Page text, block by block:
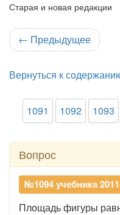
Старая и новая редакции
← Предыдущее
Вернуться к
1091 1092 1093
Вопрос
№1094 учебника
Площадь фигуры